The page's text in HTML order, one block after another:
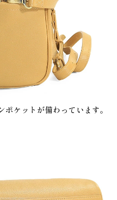
ケットが備わっています。